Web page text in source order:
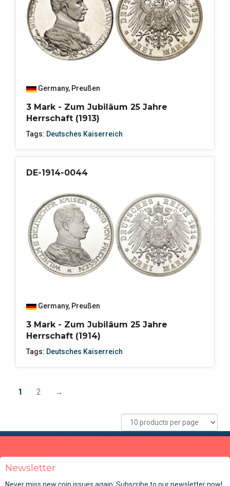
Germany, Preußen
3 Mark - Zum Jubiläum 25 Jahre
Herrschaft (1913)
Tags: Deutsches Kaiserreich
DE-1914-0044
Germany, Preußen
3 Mark - Zum Jubiläum 25 Jahre
Herrschaft (1914)
Tags: Deutsches Kaiserreich
1 2 →
Newsletter